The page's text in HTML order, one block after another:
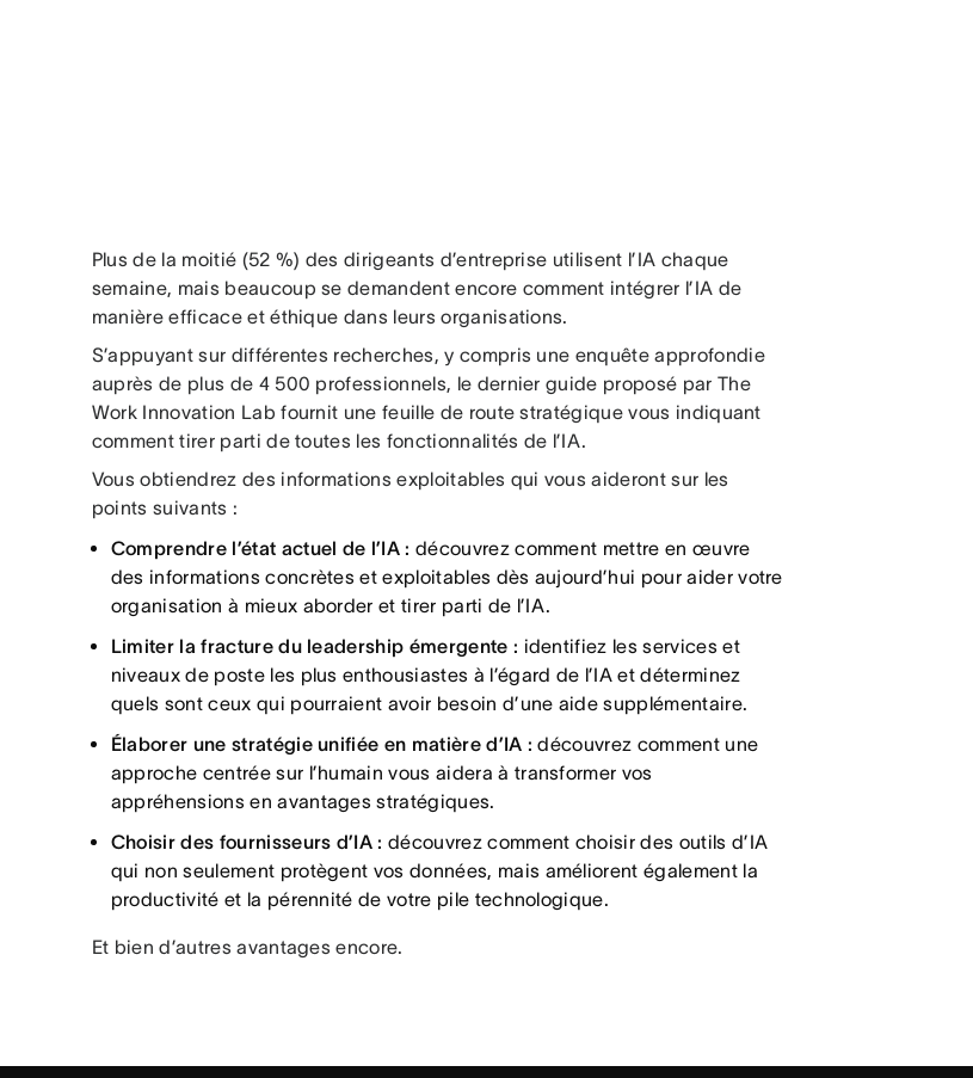
Plus de la moitié (52 %) des dirigeants d’entreprise utilisent l’IA chaque
semaine, mais beaucoup se demandent encore comment intégrer l’IA de
manière efficace et éthique dans leurs organisations.
S’appuyant sur différentes recherches, y compris une enquête approfondie
auprès de plus de 4 500 professionnels, le dernier guide proposé par The
Work Innovation Lab fournit une feuille de route stratégique vous indiquant
comment tirer parti de toutes les fonctionnalités de l’IA.
Vous obtiendrez des informations exploitables qui vous aideront sur les
points suivants :
Comprendre l’état actuel de l’IA : découvrez comment mettre en œuvre
des informations concrètes et exploitables dès aujourd’hui pour aider votre
organisation à mieux aborder et tirer parti de l’IA.
Limiter la fracture du leadership émergente : identifiez les services et
niveaux de poste les plus enthousiastes à l’égard de l’IA et déterminez
quels sont ceux qui pourraient avoir besoin d’une aide supplémentaire.
Élaborer une stratégie unifiée en matière d’IA : découvrez comment une
approche centrée sur l’humain vous aidera à transformer vos
appréhensions en avantages stratégiques.
Choisir des fournisseurs d’IA : découvrez comment choisir des outils d’IA
qui non seulement protègent vos données, mais améliorent également la
productivité et la pérennité de votre pile technologique.
Et bien d’autres avantages encore.